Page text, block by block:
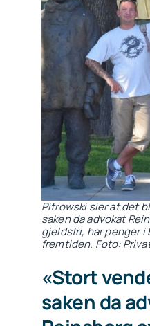
Pitrowski sier at det
saken da advokat
gjeldsfri, har penger i
fremtiden. Foto:
«Stort
saken da